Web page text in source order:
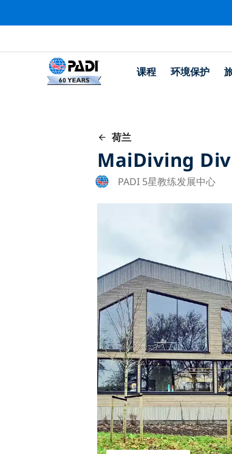
课程 环境保护
荷兰
MaiDiving
PADI 5星教练发展中心